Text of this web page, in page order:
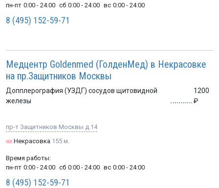
пн-пт 0:00 - 24:00 сб 0:00 - 24:00 вс 0:00 - 24:00
8 (495) 152-59-71
Медцентр Goldenmed (ГолденМед) в Некрасовке
на пр.Защитников Москвы
Допплерография (УЗДГ) сосудов щитовидной
железы
1200
пр-т Защитников Москвы д.14
Некрасовка 155 м.
Время работы:
пн-пт 0:00 - 24:00 сб 0:00 - 24:00 вс 0:00 - 24:00
8 (495) 152-59-71